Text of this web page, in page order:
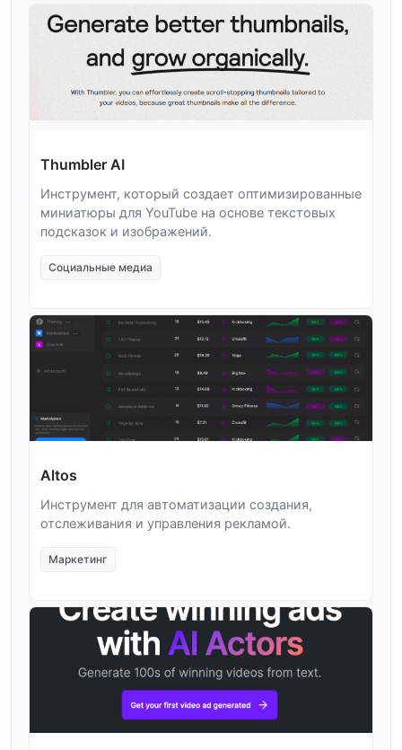
Thumbler AI
Инструмент, который создает оптимизированные
миниатюры для YouTube на основе текстовых
подсказок и изображений.
Социальные медиа
Altos
Инструмент для автоматизации создания,
отслеживания и управления рекламой.
Маркетинг